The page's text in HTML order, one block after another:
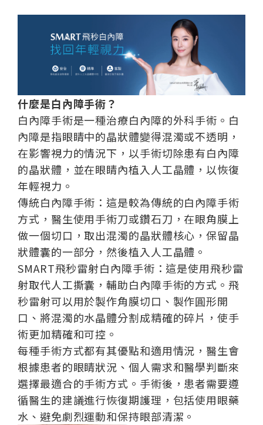
什麼是白內障手術？
白內障手術是一種治療白內障的外科手術。白
內障是指眼睛中的晶狀體變得混濁或不透明，
在影響視力的情況下，以手術切除患有白內障
的晶狀體，並在眼睛內植入人工晶體，以恢復
年輕視力。
傳統白內障手術：這是較為傳統的白內障手術
方式，醫生使用手術刀或鑽石刀，在眼角膜上
做一個切口，取出混濁的晶狀體核心，保留晶
狀體囊的一部分，然後植入人工晶體。
SMART飛秒雷射白內障手術：這是使用飛秒雷
射取代人工撕囊，輔助白內障手術的方式。飛
秒雷射可以用於製作角膜切口、製作圓形開
口、將混濁的水晶體分割成精確的碎片，使手
術更加精確和可控。
每種手術方式都有其優點和適用情況，醫生會
根據患者的眼睛狀況、個人需求和醫學判斷來
選擇最適合的手術方式。手術後，患者需要遵
循醫生的建議進行恢復期護理，包括使用眼藥
水、避免劇烈運動和保持眼部清潔。